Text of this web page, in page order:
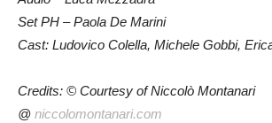
Set PH – Paola De Marini
Cast: Ludovico Colella, Michele Gobbi,
Credits: © Courtesy of Niccolò Montanari
@ niccolomontanari.com